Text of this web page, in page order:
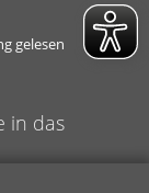
gelesen
in das